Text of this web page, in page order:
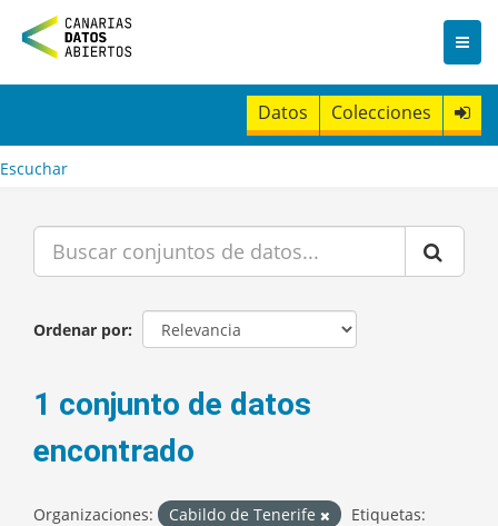
n
t
Datos Colecciones
Escuchar
Ordenar por
1 conjunto de datos
encontrado
Organizaciones: Cabildo de Tenerife
Etiquetas: